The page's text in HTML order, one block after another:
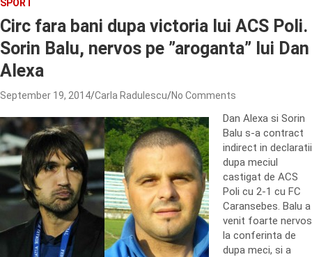
SPORT
Circ fara bani dupa victoria lui ACS Poli.
Sorin Balu, nervos pe ”aroganta” lui Dan
Alexa
September 19, 2014 Carla Radulescu No Comments
Dan Alexa si Sorin
Balu s-a contract
indirect in declaratii
dupa meciul
castigat de ACS
Poli cu 2-1 cu FC
Caransebes. Balu a
venit foarte nervos
la conferinta de
dupa meci, si a